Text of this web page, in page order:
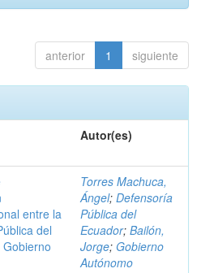
anterior 1 siguiente
Autor(es)
entre la
del
Torres Machuca,
Ángel; Defensoría
Pública del
Ecuador; Bailón,
Jorge; Gobierno
Autónomo